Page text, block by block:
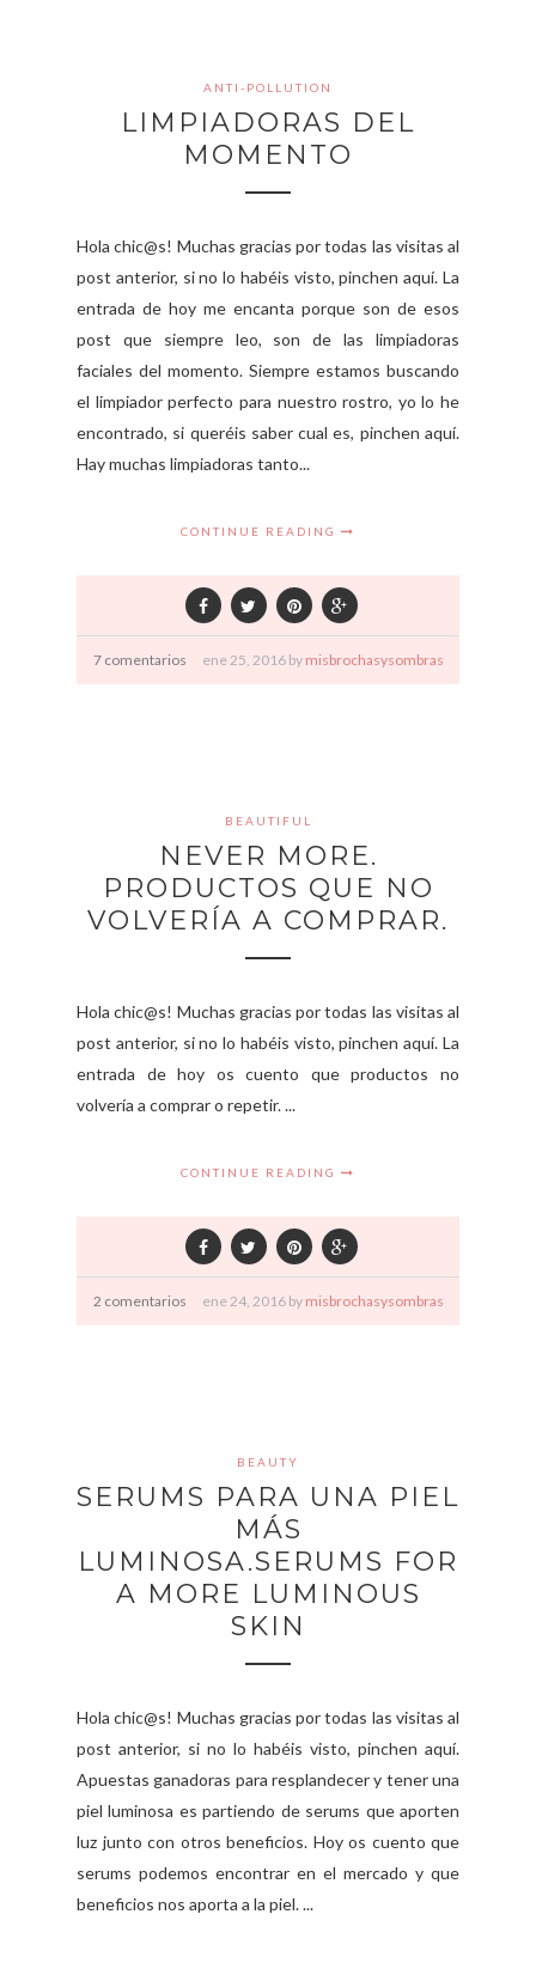
ANTI-POLLUTION
LIMPIADORAS DEL
MOMENTO
Hola chic@s! Muchas gracias por todas las visitas al
post anterior, si no lo habéis visto, pinchen aquí. La
entrada de hoy me encanta porque son de esos
post que siempre leo, son de las limpiadoras
faciales del momento. Siempre estamos buscando
el limpiador perfecto para nuestro rostro, yo lo he
encontrado, si queréis saber cual es, pinchen aquí.
Hay muchas limpiadoras tanto...
CONTINUE READING
7 comentarios ene25, 2016 by misbrochasysombras
BEAUTIFUL
NEVER MORE.
PRODUCTOS QUE NO
VOLVERÍA A COMPRAR.
Hola chic@s! Muchas gracias por todas las visitas al
post anterior, si no lo habéis visto, pinchen aquí. La
entrada de hoy os cuento que productos no
volvería a comprar o repetir. ...
CONTINUE READING
2 comentarios ene24, 2016 by misbrochasysombras
BEAUTY
SERUMS PARA UNA PIEL
MÁS
LUMINOSA.SERUMS FOR
A MORE LUMINOUS
SKIN
Hola chic@s! Muchas gracias por todas las visitas al
post anterior, si no lo habéis visto, pinchen aquí.
Apuestas ganadoras para resplandecer y tener una
piel luminosa es partiendo de serums que aporten
luz junto con otros beneficios. Hoy os cuento que
serums podemos encontrar en el mercado y que
beneficios nos aporta a la piel. ...